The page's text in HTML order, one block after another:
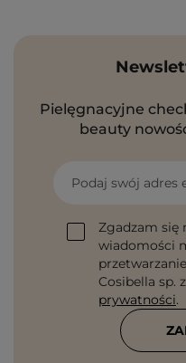
Pielęgnacyjne
beauty
Podaj swój adres
Zgadzam się
wiadomości
Cosibella sp.
prywatności.